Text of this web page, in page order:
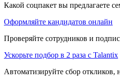
Какой соцпакет вы предлагаете
Оформляйте кандидатов онлайн
Проверяйте сотрудников и
Ускорьте подбор в 2 раза с Talantix
Автоматизируйте сбор откликов,